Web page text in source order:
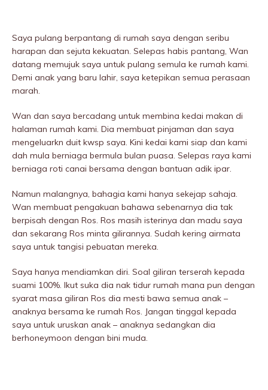
Saya pulang berpantang di rumah saya dengan seribu
harapan dan sejuta kekuatan. Selepas habis pantang, Wan
datang memujuk saya untuk pulang semula ke rumah kami.
Demi anak yang baru lahir, saya ketepikan semua perasaan
marah.
Wan dan saya bercadang untuk membina kedai makan di
halaman rumah kami. Dia membuat pinjaman dan saya
mengeluarkn duit kwsp saya. Kini kedai kami siap dan kami
dah mula berniaga bermula bulan puasa. Selepas raya kami
berniaga roti canai bersama dengan bantuan adik ipar.
Namun maIangnya, bahagia kami hanya sekejap sahaja.
Wan membuat pengakuan bahawa sebenarnya dia tak
berpisah dengan Ros. Ros masih isterinya dan madu saya
dan sekarang Ros minta gilirannya. Sudah kering airmata
saya untuk tangisi pebuatan mereka.
Saya hanya mendiamkan diri. Soal giliran terserah kepada
suami 100%. Ikut suka dia nak tidur rumah mana pun dengan
syarat masa giliran Ros dia mesti bawa semua anak –
anaknya bersama ke rumah Ros. Jangan tinggal kepada
saya untuk uruskan anak – anaknya sedangkan dia
berhoneymoon dengan bini muda.